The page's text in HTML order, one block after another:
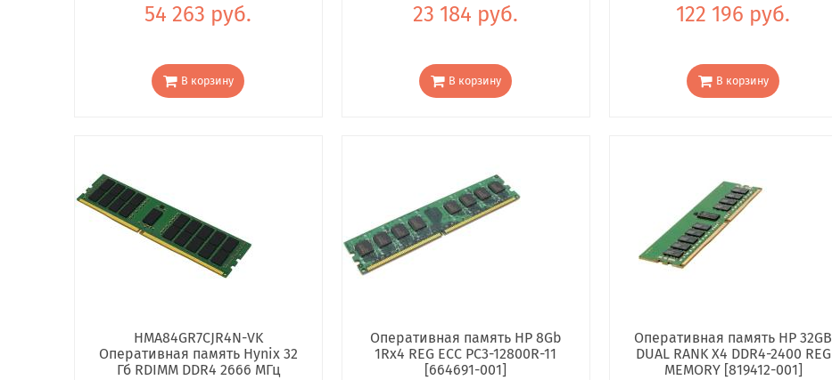
54 263 руб.
В корзину
23 184 руб.
В корзину
122 196 руб.
В корзину
HMA84GR7CJR4N-VK
Оперативная память Hynix 32
Гб RDIMM DDR4 2666 МГц
Оперативная память HP 8Gb
1Rx4 REG ECC PC3-12800R-11
[664691-001]
Оперативная память HP 32GB
DUAL RANK X4 DDR4-2400 REG
MEMORY [819412-001]